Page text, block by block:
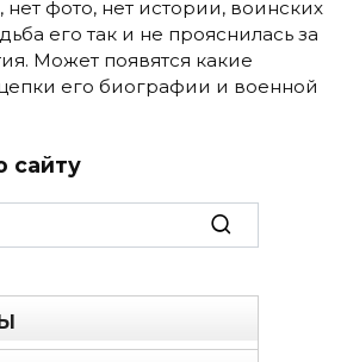
фото, нет истории, воинских
его так и не прояснилась за
Может появятся какие
его биографии и военной
сайту